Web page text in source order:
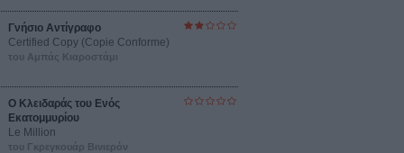
Γνήσιο Αντίγραφο
Certified Copy (Copie Conforme)
του Αμπάς Κιαροστάμι
Ο Κλειδαράς του Ενός
Εκατομμυρίου
Le Million
του Γκρεγκουάρ Βινιερόν